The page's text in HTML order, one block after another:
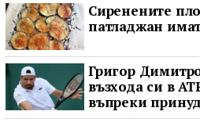
Сиренените
патладжан
Григор
възхода си в
въпреки